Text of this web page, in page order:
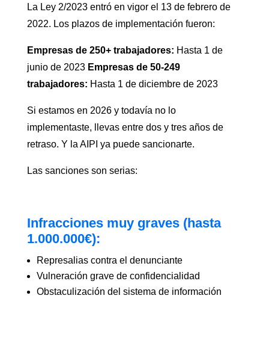
La Ley 2/2023 entró en vigor el 13 de febrero de
2022. Los plazos de implementación fueron:
Empresas de 250+ trabajadores: Hasta 1 de
junio de 2023 Empresas de 50-249
trabajadores: Hasta 1 de diciembre de 2023
Si estamos en 2026 y todavía no lo
implementaste, llevas entre dos y tres años de
retraso. Y la AIPI ya puede sancionarte.
Las sanciones son serias:
Infracciones muy graves (hasta
1.000.000€):
Represalias contra el denunciante
Vulneración grave de confidencialidad
Obstaculización del sistema de información